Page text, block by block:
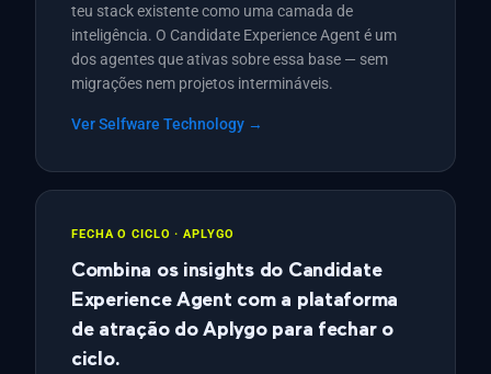
teu stack existente como uma camada de
inteligência. O Candidate Experience Agent é um
dos agentes que ativas sobre essa base — sem
migrações nem projetos intermináveis.
Ver Selfware Technology →
FECHA O CICLO · APLYGO
Combina os insights do Candidate
Experience Agent com a plataforma
de atração do Aplygo para fechar o
ciclo.